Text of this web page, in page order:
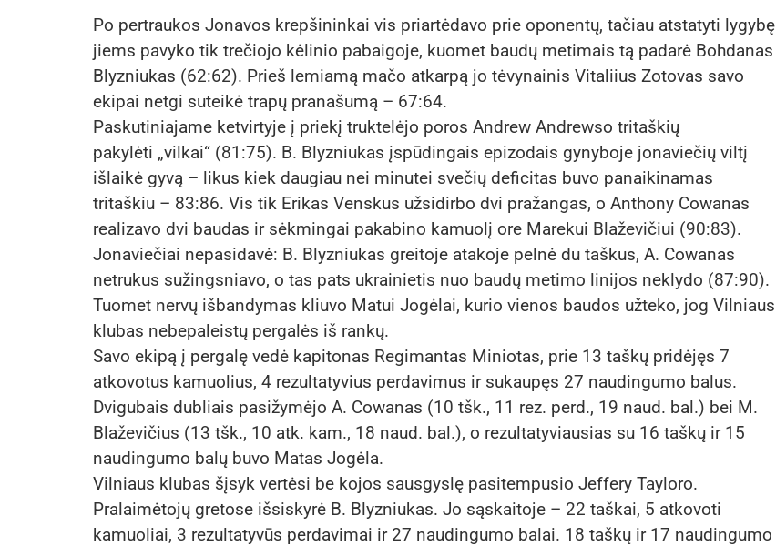
Po pertraukos Jonavos krepšininkai vis priartėdavo prie oponentų, tačiau atstatyti lygybę
jiems pavyko tik trečiojo kėlinio pabaigoje, kuomet baudų metimais tą padarė Bohdanas
Blyzniukas (62:62). Prieš lemiamą mačo atkarpą jo tėvynainis Vitaliius Zotovas savo
ekipai netgi suteikė trapų pranašumą – 67:64.
Paskutiniajame ketvirtyje į priekį truktelėjo poros Andrew Andrewso tritaškių
pakylėti „vilkai“ (81:75). B. Blyzniukas įspūdingais epizodais gynyboje jonaviečių viltį
išlaikė gyvą – likus kiek daugiau nei minutei svečių deficitas buvo panaikinamas
tritaškiu – 83:86. Vis tik Erikas Venskus užsidirbo dvi pražangas, o Anthony Cowanas
realizavo dvi baudas ir sėkmingai pakabino kamuolį ore Marekui Blaževičiui (90:83).
Jonaviečiai nepasidavė: B. Blyzniukas greitoje atakoje pelnė du taškus, A. Cowanas
netrukus sužingsniavo, o tas pats ukrainietis nuo baudų metimo linijos neklydo (87:90).
Tuomet nervų išbandymas kliuvo Matui Jogėlai, kurio vienos baudos užteko, jog Vilniaus
klubas nebepaleistų pergalės iš rankų.
Savo ekipą į pergalę vedė kapitonas Regimantas Miniotas, prie 13 taškų pridėjęs 7
atkovotus kamuolius, 4 rezultatyvius perdavimus ir sukaupęs 27 naudingumo balus.
Dvigubais dubliais pasižymėjo A. Cowanas (10 tšk., 11 rez. perd., 19 naud. bal.) bei M.
Blaževičius (13 tšk., 10 atk. kam., 18 naud. bal.), o rezultatyviausias su 16 taškų ir 15
naudingumo balų buvo Matas Jogėla.
Vilniaus klubas šįsyk vertėsi be kojos sausgyslę pasitempusio Jeffery Tayloro.
Pralaimėtojų gretose išsiskyrė B. Blyzniukas. Jo sąskaitoje – 22 taškai, 5 atkovoti
kamuoliai, 3 rezultatyvūs perdavimai ir 27 naudingumo balai. 18 taškų ir 17 naudingumo